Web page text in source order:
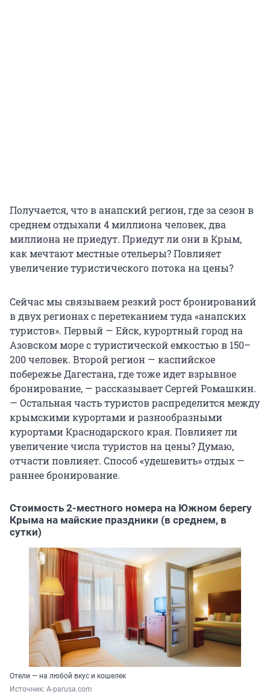
​​​​​​​Получается, что в анапский регион, где за сезон в
среднем отдыхали 4 миллиона человек, два
миллиона не приедут. Приедут ли они в Крым,
как мечтают местные отельеры? Повлияет
увеличение туристического потока на цены?
Сейчас мы связываем резкий рост бронирований
в двух регионах с перетеканием туда «анапских
туристов». Первый — Ейск, курортный город на
Азовском море с туристической емкостью в 150–
200 человек. Второй регион — каспийское
побережье Дагестана, где тоже идет взрывное
бронирование, — рассказывает Сергей Ромашкин.
— Остальная часть туристов распределится между
крымскими курортами и разнообразными
курортами Краснодарского края. Повлияет ли
увеличение числа туристов на цены? Думаю,
отчасти повлияет. Способ «удешевить» отдых —
раннее бронирование.
Стоимость 2-местного номера на Южном берегу
Крыма на майские праздники (в среднем, в
сутки)
Отели — на любой вкус и кошелек
Источник: A-parusa.com